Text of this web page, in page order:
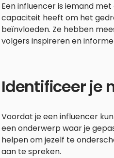
Een influencer is iemand
capaciteit heeft om het
beïnvloeden. Ze hebben
volgers inspireren en
Identificeer je
Voordat je een influencer
een onderwerp waar je
helpen om jezelf te
aan te spreken.